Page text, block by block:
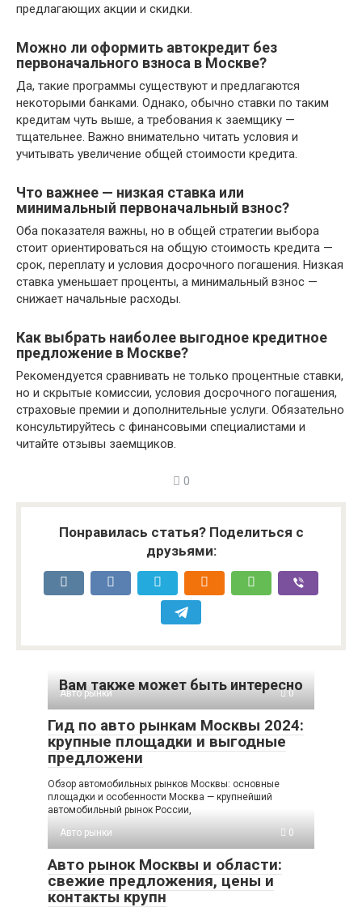
предлагающих акции и скидки.
Можно ли оформить автокредит без
первоначального взноса в Москве?
Да, такие программы существуют и предлагаются
некоторыми банками. Однако, обычно ставки по таким
кредитам чуть выше, а требования к заемщику —
тщательнее. Важно внимательно читать условия и
учитывать увеличение общей стоимости кредита.
Что важнее — низкая ставка или
минимальный первоначальный взнос?
Оба показателя важны, но в общей стратегии выбора
стоит ориентироваться на общую стоимость кредита —
срок, переплату и условия досрочного погашения. Низкая
ставка уменьшает проценты, а минимальный взнос —
снижает начальные расходы.
Как выбрать наиболее выгодное кредитное
предложение в Москве?
Рекомендуется сравнивать не только процентные ставки,
но и скрытые комиссии, условия досрочного погашения,
страховые премии и дополнительные услуги. Обязательно
консультируйтесь с финансовыми специалистами и
читайте отзывы заемщиков.
0
Понравилась статья? Поделиться с
друзьями:
Вам также может быть интересно
Авто рынки 0
Гид по авто рынкам Москвы 2024:
крупные площадки и выгодные
предложени
Обзор автомобильных рынков Москвы: основные
площадки и особенности Москва — крупнейший
автомобильный рынок России,
Авто рынки
0
Авто рынок Москвы и области:
свежие предложения, цены и
контакты крупн